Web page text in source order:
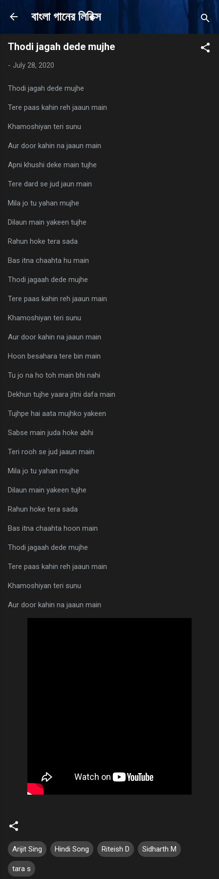
Skip to main content
বাংলা গানের লিরিক্স
Thodi jagah dede mujhe
- July 28, 2020
Thodi jagah dede mujhe
Tere paas kahin reh jaaun main
Khamoshiyan teri sunu
Aur door kahin na jaaun main
Apni khushi deke main tujhe
Tere dard se jud jaun main
Mila jo tu yahan mujhe
Dilaun main yakeen tujhe
Rahun hoke tera sada
Bas itna chaahta hu main
Thodi jagaah dede mujhe
Tere paas kahin reh jaaun main
Khamoshiyan teri sunu
Aur door kahin na jaaun main
Hoon besahara tere bin main
Tu jo na ho toh main bhi nahi
Dekhun tujhe yaara jitni dafa main
Tujhpe hai aata mujhko yakeen
Sabse main juda hoke abhi
Teri rooh se jud jaaun main
Mila jo tu yahan mujhe
Dilaun main yakeen tujhe
Rahun hoke tera sada
Bas itna chaahta hoon main
Thodi jagaah dede mujhe
Tere paas kahin reh jaaun main
Khamoshiyan teri sunu
Aur door kahin na jaaun main
Arijit Sing Hindi Song Riteish D Sidharth M
tara s